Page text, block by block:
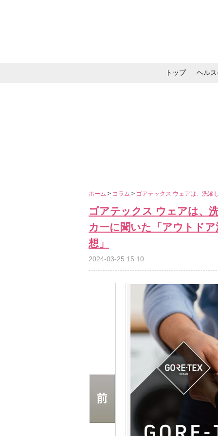
トップ ヘル
ホーム > コラム > ゴアテックス ウェアは、洗
ゴアテックス ウェアは、
カーに聞いた「アウトド
想」
2024-03-25 15:10